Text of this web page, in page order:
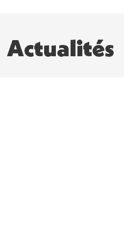
Actualités